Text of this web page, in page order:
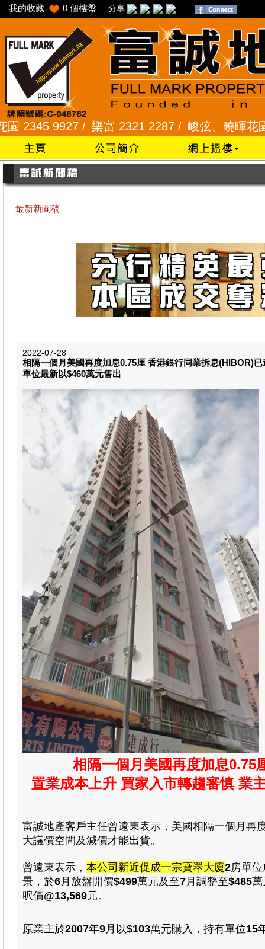
我的收藏 0 個樓盤 分享
9927 /樂富 2321 2287 /峻弦、曉暉花園 2345
最新新聞稿
2022-07-28
相隔一個月美國再度加息0.75厘 香港銀行同業拆息(HIBOR)
單位最新以$460萬元售出
相隔一個月美國再度加息
置業成本上升 買家入市轉趨審慎 業
富誠地產客戶主任曾遠東表示， 美國相隔一個月再
大議價空間及減價才能出貨。
曾遠東表示， 本公司新近促成一宗寶翠大廈2房單位
景， 於6 月放盤開價$499萬元及至7 月調整至$485萬
呎價@13,569元。
原業主於2007年9 月以$103萬元購入，持有單位15